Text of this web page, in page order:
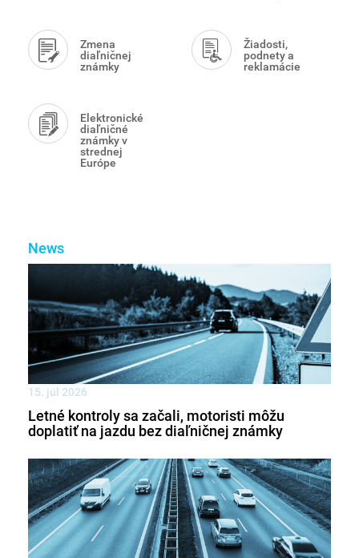
Zmena
diaľničnej
známky
Žiadosti,
podnety a
reklamácie
Elektronické
diaľničné
známky v
strednej
Európe
News
15. júl 2026
Letné kontroly sa začali, motoristi môžu
doplatiť na jazdu bez diaľničnej známky